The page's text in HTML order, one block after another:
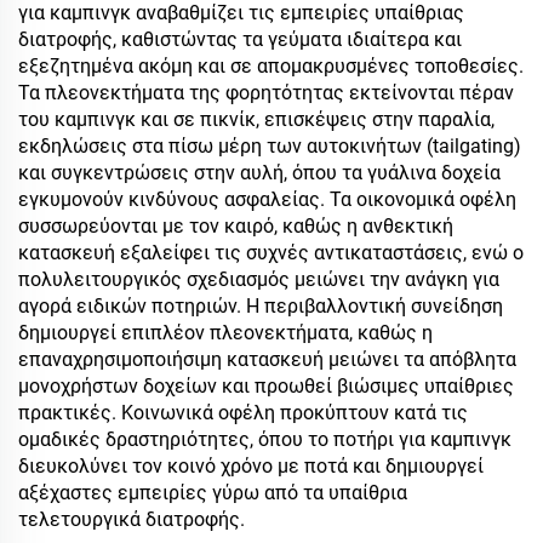
για καμπινγκ αναβαθμίζει τις εμπειρίες υπαίθριας
διατροφής, καθιστώντας τα γεύματα ιδιαίτερα και
εξεζητημένα ακόμη και σε απομακρυσμένες τοποθεσίες.
Τα πλεονεκτήματα της φορητότητας εκτείνονται πέραν
του καμπινγκ και σε πικνίκ, επισκέψεις στην παραλία,
εκδηλώσεις στα πίσω μέρη των αυτοκινήτων (tailgating)
και συγκεντρώσεις στην αυλή, όπου τα γυάλινα δοχεία
εγκυμονούν κινδύνους ασφαλείας. Τα οικονομικά οφέλη
συσσωρεύονται με τον καιρό, καθώς η ανθεκτική
κατασκευή εξαλείφει τις συχνές αντικαταστάσεις, ενώ ο
πολυλειτουργικός σχεδιασμός μειώνει την ανάγκη για
αγορά ειδικών ποτηριών. Η περιβαλλοντική συνείδηση
δημιουργεί επιπλέον πλεονεκτήματα, καθώς η
επαναχρησιμοποιήσιμη κατασκευή μειώνει τα απόβλητα
μονοχρήστων δοχείων και προωθεί βιώσιμες υπαίθριες
πρακτικές. Κοινωνικά οφέλη προκύπτουν κατά τις
ομαδικές δραστηριότητες, όπου το ποτήρι για καμπινγκ
διευκολύνει τον κοινό χρόνο με ποτά και δημιουργεί
αξέχαστες εμπειρίες γύρω από τα υπαίθρια
τελετουργικά διατροφής.